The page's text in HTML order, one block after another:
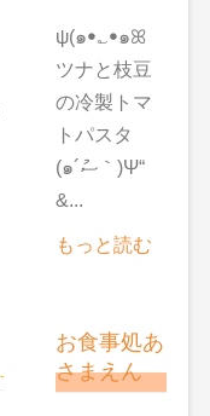
ψ(๑ꔷ؎ꔷ๑ꕤ
ツナと枝豆
の冷製トマ
トパスタ
(๑´ސު｀)Ψ“
&...
もっと読む
お食事処あ
さまえん